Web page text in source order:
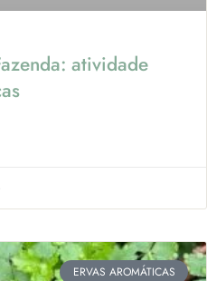
atividade
ERVAS AROMÁTICAS